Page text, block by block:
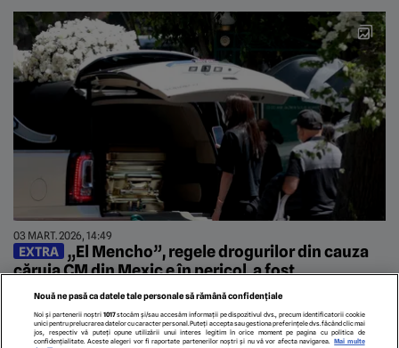
03 MART. 2026, 14:49
EXTRA
„El Mencho”, regele drogurilor din cauza
căruia CM din Mexic e în pericol, a fost
înmormântat în sicriu de aur
Nouă ne pasă ca datele tale personale să rămână confidențiale
Noi și partenerii noștri 1017stocăm și/sau accesăm informații pe dispozitivul dvs., precum identificatorii cookie
unici pentru prelucrarea datelor cu caracter personal. Puteți accepta sau gestiona preferințele dvs. făcând clic mai
jos, respectiv vă puteți opune utilizării unui interes legitim în orice moment pe pagina cu politica de
confidențialitate. Aceste alegeri vor fi raportate partenerilor noștri și nu vă vor afecta navigarea.
Mai multe